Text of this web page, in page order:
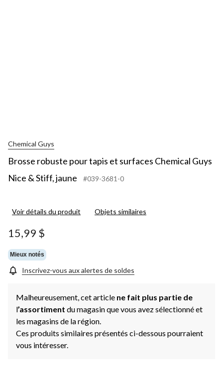
Chemical Guys
Brosse robuste pour tapis et surfaces Chemical Guys
Nice & Stiff, jaune
#039-3681-0
Voir détails du produit Objets similaires
15,99 $
Mieux notés
Inscrivez-vous aux alertes de soldes
Malheureusement, cet article ne fait plus partie de
l’assortiment du magasin que vous avez sélectionné et
les magasins de la région.
Ces produits similaires présentés ci-dessous pourraient
vous intéresser.